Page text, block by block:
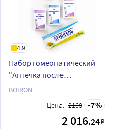
4.9
Набор гомеопатический
"Аптечка после
косметологических
BOIRON
Цена: 2168 7
2 016.24₽